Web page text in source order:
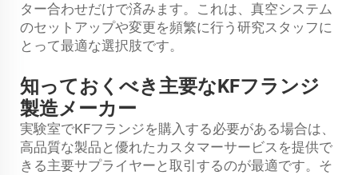
ター合わせだけで済みます。これは、真空システム
のセットアップや変更を頻繁に行う研究スタッフに
とって最適な選択肢です。
知っておくべき主要なKFフランジ
製造メーカー
実験室でKFフランジを購入する必要がある場合は、
高品質な製品と優れたカスタマーサービスを提供で
きる主要サプライヤーと取引するのが最適です。そ